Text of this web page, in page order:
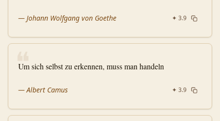
— Johann Wolfgang von Goethe ✦ 3.9
❝
Um sich selbst zu erkennen, muss man handeln
—Albert Camus ✦ 3.9